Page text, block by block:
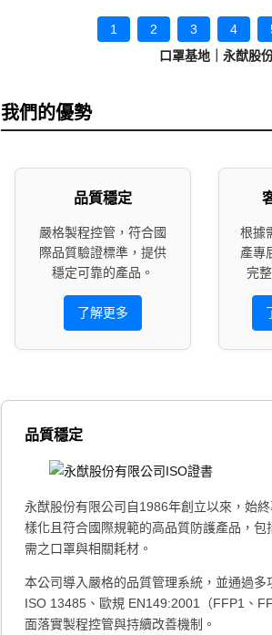
1 2 3 4
口罩基地｜永猷股
我們的優勢
品質穩定
嚴格製程控管，符合國
際品質驗證標準，提供
穩定可靠的產品。
了解更多
根據
產專
完
品質穩定
永猷股份有限公司自1986年創立以來，始
樣化且符合國際規範的高品質防護產品，
需之口罩與相關耗材。
本公司導入嚴格的品質管理系統，並通過
ISO 13485、歐規 EN149:2001（FFP1、
面落實製程控管與持續改善機制。